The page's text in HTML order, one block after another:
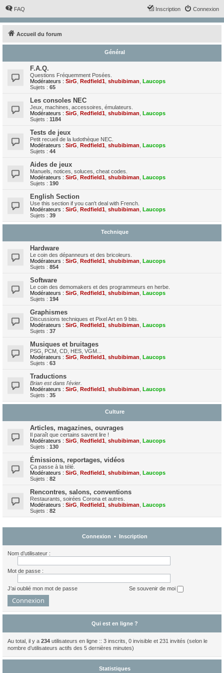
FAQ Connexion
Inscription
Accueil du forum
Général
F.A.Q.
Questions Fréquemment Posées.
Modérateurs : SirG Redfield1 shubibiman Laucops
Sujets : 65
Les consoles NEC
Jeux, machines, accessoires, émulateurs.
Modérateurs : SirG Redfield1 shubibiman Laucops
Sujets : 1184
Tests de jeux
Petit recueil de la ludothèque NEC.
Modérateurs : SirG Redfield1 shubibiman Laucops
Sujets : 44
Aides de jeux
Manuels, notices, soluces, cheat codes.
Modérateurs : SirG Redfield1 shubibiman Laucops
Sujets : 190
English Section
Use this section if you can't deal with French.
Modérateurs : SirG Redfield1 shubibiman Laucops
Sujets : 39
Technique
Hardware
Le coin des dépanneurs et des bricoleurs.
Modérateurs : SirG Redfield1 shubibiman Laucops
Sujets : 854
Software
Le coin des demomakers et des programmeurs en herbe.
Modérateurs : SirG Redfield1 shubibiman Laucops
Sujets : 194
Graphismes
Discussions techniques et Pixel Art en 9 bits.
Modérateurs : SirG Redfield1 shubibiman Laucops
Sujets : 37
Musiques et bruitages
PSG, PCM, CD, HES, VGM...
Modérateurs : SirG Redfield1 shubibiman Laucops
Sujets : 63
Traductions
Brian est dans l'évier.
Modérateurs : SirG Redfield1 shubibiman Laucops
Sujets : 35
Culture
Articles, magazines, ouvrages
Il paraît que certains savent lire !
Modérateurs : SirG Redfield1 shubibiman Laucops
Sujets : 130
Émissions, reportages, vidéos
Ça passe à la télé.
Modérateurs : SirG Redfield1 shubibiman Laucops
Sujets : 82
Rencontres, salons, conventions
Restaurants, soirées Corona et autres.
Modérateurs : SirG Redfield1 shubibiman Laucops
Sujets : 82
Connexion • Inscription
Nom d’utilisateur :
Mot de passe :
J’ai oublié mon mot de passe Se souvenir de moi
Qui est en ligne ?
Au total, il y a 234 utilisateurs en ligne :: 3 inscrits, 0 invisible et 231 invités (selon le
nombre d’utilisateurs actifs des 5 dernières minutes)
Statistiques